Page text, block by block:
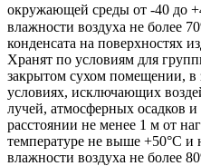
окружающей среды от -40 до
влажности воздуха не более
конденсата на поверхностях
Хранят по условиям для
закрытом сухом помещении, в
условиях, исключающих
лучей, атмосферных осадков и
расстоянии не менее 1 м от
температуре не выше +50°С и
влажности воздуха не более